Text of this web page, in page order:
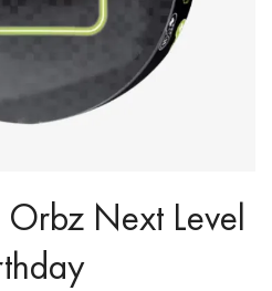
Next Level